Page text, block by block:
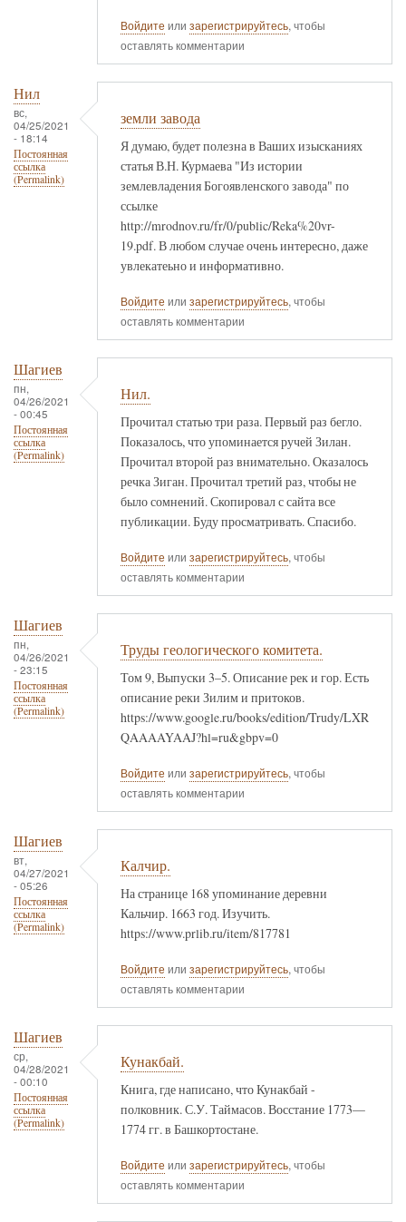
Войдите или зарегистрируйтесь, чтобы
оставлять комментарии
Нил
вс,
04/25/2021
- 18:14
Постоянная
ссылка
(Permalink)
земли завода
Я думаю, будет полезна в Ваших изысканиях
статья В.Н. Курмаева "Из истории
землевладения Богоявленского завода" по
ссылке
http://mrodnov.ru/fr/0/public/Reka%20vr-
19.pdf. В любом случае очень интересно, даже
увлекатеьно и информативно.
Войдите или зарегистрируйтесь, чтобы
оставлять комментарии
Шагиев
пн,
04/26/2021
- 00:45
Постоянная
ссылка
(Permalink)
Нил.
Прочитал статью три раза. Первый раз бегло.
Показалось, что упоминается ручей Зилан.
Прочитал второй раз внимательно. Оказалось
речка Зиган. Прочитал третий раз, чтобы не
было сомнений. Скопировал с сайта все
публикации. Буду просматривать. Спасибо.
Войдите или зарегистрируйтесь, чтобы
оставлять комментарии
Шагиев
пн,
04/26/2021
- 23:15
Постоянная
ссылка
(Permalink)
Труды геологического комитета.
Том 9, Выпуски 3–5. Описание рек и гор. Есть
описание реки Зилим и притоков.
https://www.google.ru/books/edition/Trudy/LXR
QAAAAYAAJ?hl=ru&gbpv=0
Войдите или зарегистрируйтесь, чтобы
оставлять комментарии
Шагиев
вт,
04/27/2021
- 05:26
Постоянная
ссылка
(Permalink)
Калчир.
На странице 168 упоминание деревни
Кальчир. 1663 год. Изучить.
https://www.prlib.ru/item/817781
Войдите или зарегистрируйтесь, чтобы
оставлять комментарии
Шагиев
ср,
04/28/2021
- 00:10
Постоянная
ссылка
(Permalink)
Кунакбай.
Книга, где написано, что Кунакбай -
полковник. С.У. Таймасов. Восстание 1773—
1774 гг. в Башкортостане.
Войдите или зарегистрируйтесь, чтобы
оставлять комментарии